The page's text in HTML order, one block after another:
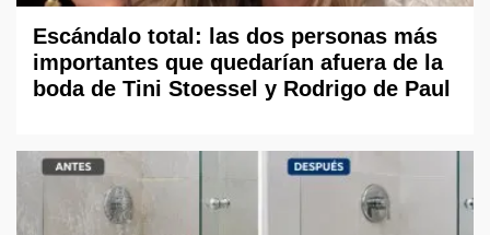
Escándalo total: las dos personas más
importantes que quedarían afuera de la
boda de Tini Stoessel y Rodrigo de Paul